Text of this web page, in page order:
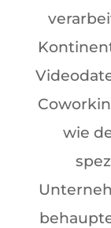
wie